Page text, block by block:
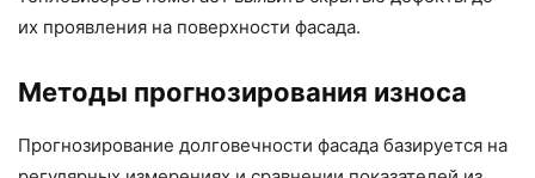
их проявления на поверхности фасада.
Методы прогнозирования износа
Прогнозирование долговечности фасада базируется на